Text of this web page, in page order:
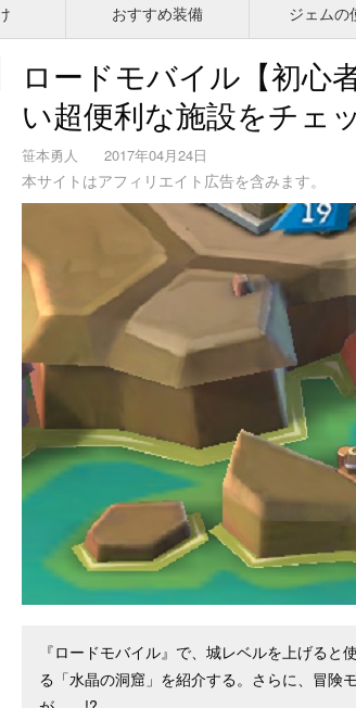
おすすめ装備 ジェムの
ロードモバイル【初心
い超便利な施設をチェ
笹本勇人 2017年04月24日
本サイトはアフィリエイト広告を含みます。
『ロードモバイル』で、城レベルを上げる
る「水晶の洞窟」を紹介する。さらに、冒険